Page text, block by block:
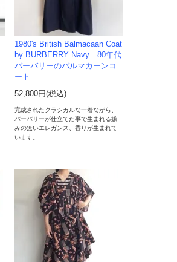
1980's British Balmacaan Coat
by BURBERRY Navy 80年代
バーバリーのバルマカーンコ
ート
52,800円(税込)
完成されたクラシカルな一着ながら、
バーバリーが仕立てた事で生まれる嫌
みの無いエレガンス、香りが生まれて
います。